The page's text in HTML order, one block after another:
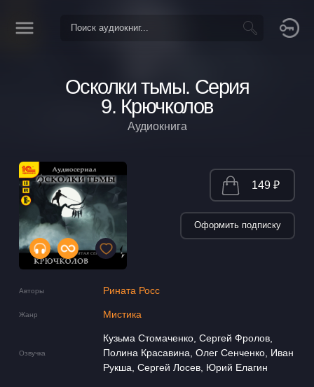
Осколки тьмы. Серия
9. Крючколов
Аудиокнига
Авторы Рината Росс
Жанр Мистика
Озвучка
Кузьма Стомаченко, Сергей Фролов,
Полина Красавина, Олег Сенченко, Иван
Рукша, Сергей Лосев, Юрий Елагин
149 ₽
Оформить подписку